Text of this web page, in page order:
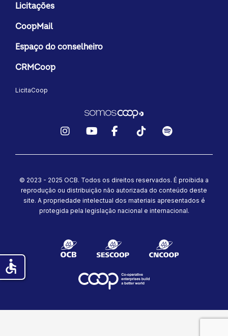
Licitações
CoopMail
Espaço do conselheiro
CRMCoop
LicitaCoop
© 2023 - 2025 OCB. Todos os direitos reservados. É proibida a
reprodução ou distribuição não autorizada do conteúdo deste
site. A propriedade intelectual dos materiais apresentados é
protegida pela legislação nacional e internacional.
accessible